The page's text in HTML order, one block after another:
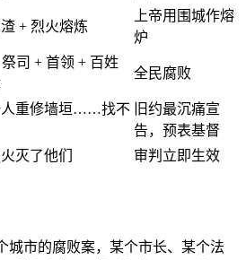
+ 烈火熔炼
上帝用围城作熔
炉
司 + 首领 + 百姓
全民腐败
人重修墙垣……找不 旧约最沉痛宣
告，预表基督
灭了他们 审判立即生效
城市的腐败案，某个市长、某个法